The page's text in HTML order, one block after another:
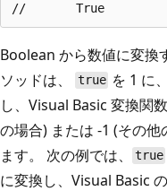
Boolean から数値に変換
ソッドは、
true を 1 に
し、Visual Basic 変換関数
の場合) または -1 (その
ます。 次の例では、
true
に変換し、Visual Basic